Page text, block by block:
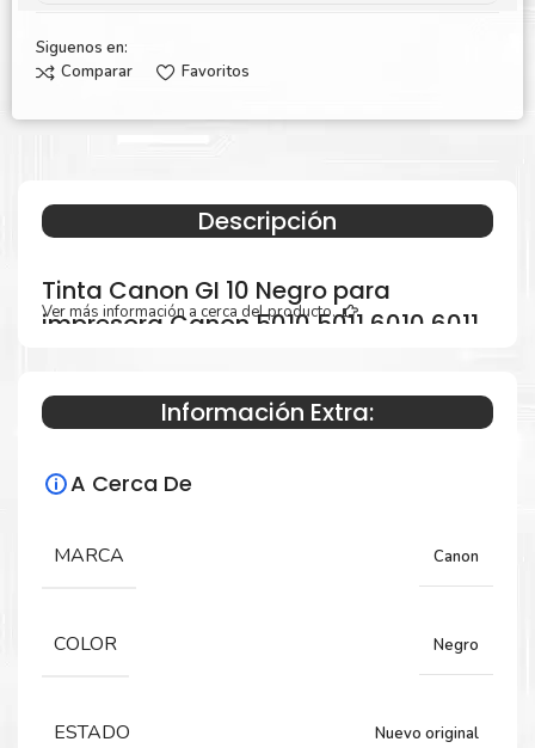
Siguenos en:
Comparar
Favoritos
Descripción
Tinta Canon GI 10 Negro para
impresora Canon 5010 5011 6010 6011
Especificaciones Técnicas
Para impresoras:
G5011, G6010, G6011, G7010, GM2010,
170 ML
Ver más información a cerca del producto...
Información Extra:
A Cerca De
MARCA Canon
COLOR Negro
ESTADO Nuevo original